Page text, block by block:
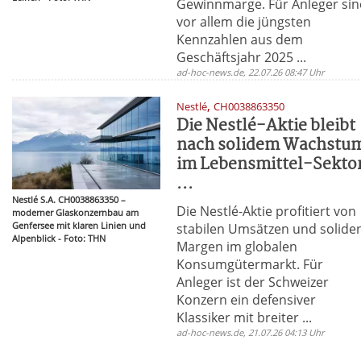
Gewinnmarge. Für Anleger
vor allem die jüngsten
Kennzahlen aus dem
Geschäftsjahr 2025 ...
ad-hoc-news.de, 22.07.26 08:47 Uhr
Nestlé S.A. CH0038863350 –
moderner Glaskonzernbau am
Genfersee mit klaren Linien und
Alpenblick - Foto: THN
Nestlé,CH0038863350
Die Nestlé-Aktie bleibt
nach solidem
im Lebensmittel-
...
Die Nestlé-Aktie profitiert von
stabilen Umsätzen und
Margen im globalen
Konsumgütermarkt. Für
Anleger ist der Schweizer
Konzern ein defensiver
Klassiker mit breiter ...
ad-hoc-news.de, 21.07.26 04:13 Uhr